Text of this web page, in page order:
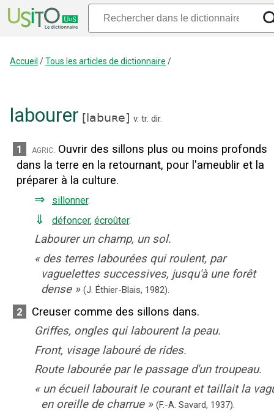
Accueil /Tous les articles de dictionnaire /
labourer [ labuʀe] v. tr. dir.
1 agric. Ouvrir des sillons plus ou moins profonds
dans la terre en la retournant, pour l'ameublir et la
préparer à la culture.
⇒ sillonner.
⇓ défoncer, écroûter.
Labourer un champ, un sol.
« des terres labourées qui roulent, par
vaguelettes successives, jusqu'à une forêt
dense » (J. Éthier-Blais, 1982).
2
Creuser comme des sillons dans.
Griffes, ongles qui labourent la peau.
Front, visage labouré de rides.
Route labourée par le passage d'un troupeau.
« un écueil labourait le courant et taillait la
en oreille de charrue » (F.-A. Savard, 1937).